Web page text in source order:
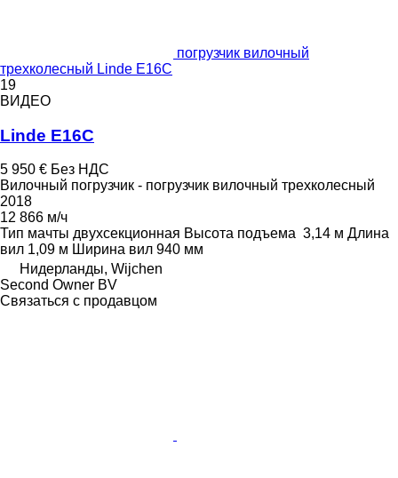
погрузчик вилочный
трехколесный Linde E16C
19
ВИДЕО
Linde E16C
5 950 € Без НДС
Вилочный погрузчик - погрузчик вилочный трехколесный
2018
12 866 м/ч
Тип мачты двухсекционная Высота подъема 3,14 м Длина
вил 1,09 м Ширина вил 940 мм
Нидерланды, Wijchen
Second Owner BV
Связаться с продавцом